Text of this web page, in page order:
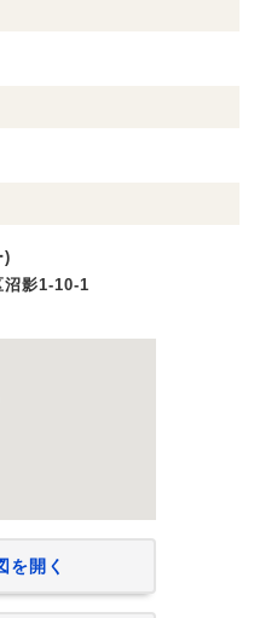
)
影1‐10‐1
を開く